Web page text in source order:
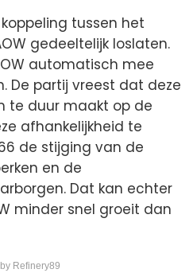
tussen het
gedeeltelijk loslaten.
automatisch mee
De partij vreest dat deze
te duur maakt op de
afhankelijkheid te
de stijging van de
en de
Dat kan echter
minder snel groeit dan
Refinery89